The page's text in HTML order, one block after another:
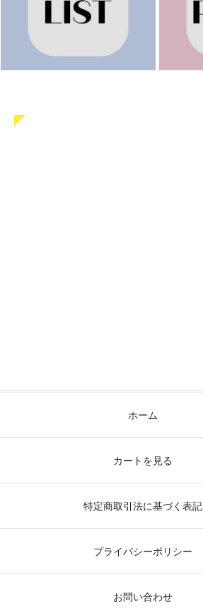
ホーム
カートを見る
特定商取引法に基づく表記
プライバシーポリシー
お問い合わせ